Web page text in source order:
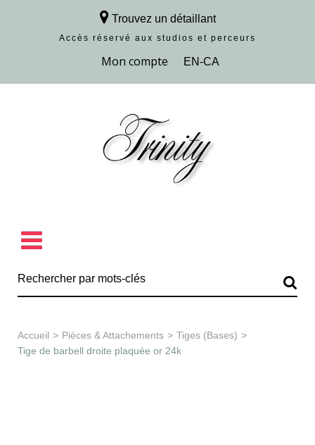
Trouvez un détaillant
Accès réservé aux studios et perceurs
Découvrir la collection
Accueil > Pièces & Attachements > Tiges (Bases) >
Tige de barbell droite plaquée or 24k